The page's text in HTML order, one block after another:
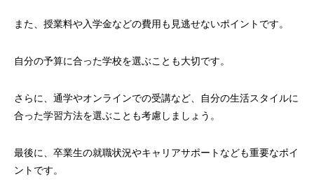
また、授業料や入学金などの費用も見逃せないポイントです。
自分の予算に合った学校を選ぶことも大切です。
さらに、通学やオンラインでの受講など、自分の生活スタイルに
合った学習方法を選ぶことも考慮しましょう。
最後に、卒業生の就職状況やキャリアサポートなども重要なポイ
ントです。